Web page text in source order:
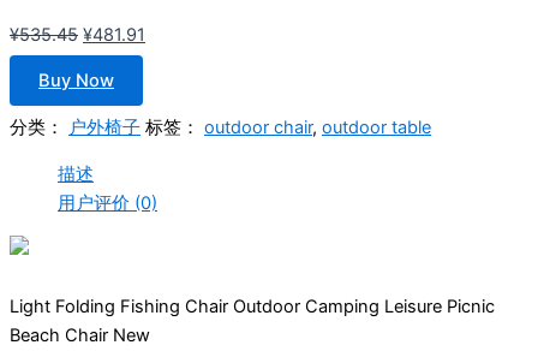
¥535.45 原
价
为：
¥535.45。
¥481.91
格
Buy Now
分类： 户外椅子 标签： outdoor chair, outdoor table
描述
用户评价 (0)
Light Folding Fishing Chair Outdoor Camping Leisure Picnic
Beach Chair New